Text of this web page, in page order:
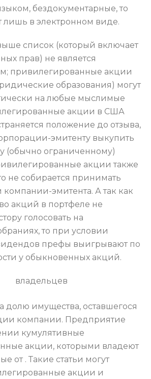
бездокументарные, то
лишь в электронном виде.
список (который включает
прав) не является
привилегированные акции
образования) могут
на любые мыслимые
акции в США
положение до отзыва,
эмитенту выкупить
(обычно ограниченному)
акции также
не собирается принимать
компании-эмитента. А так как
акций в портфеле не
голосовать на
то при условии
префы выигрывают по
у обыкновенных акций.
долю имущества, оставшегося
компании. Предприятие
кумулятивные
акции, которыми владеют
от . Такие статьи могут
акции и